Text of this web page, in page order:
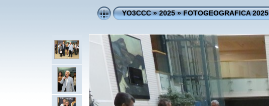
YO3CCC»2025»FOTOGEOGRAFICA 2025